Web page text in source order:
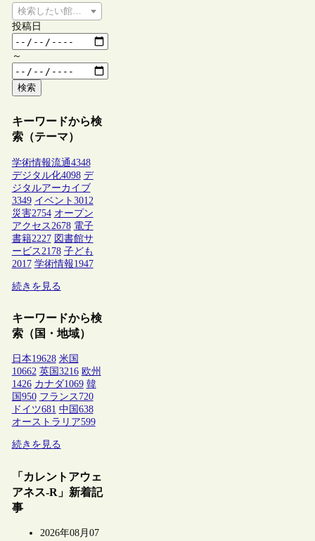
検索したい館種を選択してください
投稿日
～
検索
キーワードから検
索（テーマ）
学術情報流通4348
デジタル化4098 デ
ジタルアーカイブ
3349 イベント 3012
災害2754 オープン
アクセス 2678 電子
書籍2227 図書館サ
ービス 2178 子ども
2017 学術情報1947
続きを見る
キーワードから検
索（国・地域）
日本19628 米国
10662 英国 3216 欧州
1426 カナダ1069 韓
国 950 フランス 720
ドイツ681 中国 638
オーストラリア599
続きを見る
「カレントアウェ
アネス-R」新着記
事
2026年08月07